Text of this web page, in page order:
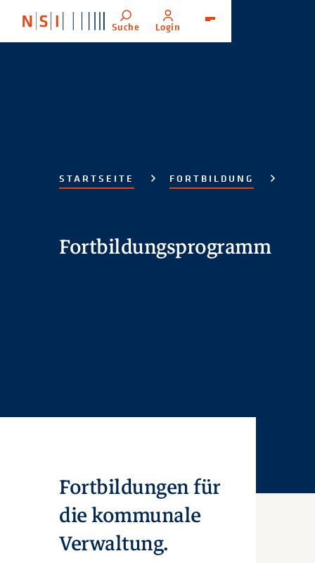
Suche Login
STARTSEITE FORTBILDUNG
Fortbildungsprogramm
Fortbildungen für
die kommunale
Verwaltung.